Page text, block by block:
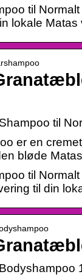
til
lokale
til
er en
bløde
til
til din